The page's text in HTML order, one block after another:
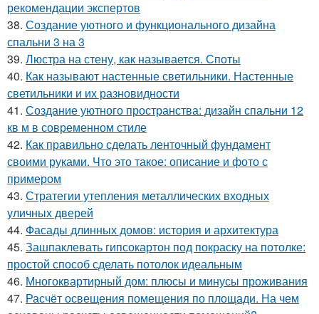
рекомендации экспертов
38. Создание уютного и функционального дизайна
спальни 3 на 3
39. Люстра на стену, как называется. Споты
40. Как называют настенные светильники. Настенные
светильники и их разновидности
41. Создание уютного пространства: дизайн спальни 12
кв м в современном стиле
42. Как правильно сделать ленточный фундамент
своими руками. Что это такое: описание и фото с
примером
43. Стратегии утепления металлических входных
уличных дверей
44. Фасады длинных домов: история и архитектура
45. Зашпаклевать гипсокартон под покраску на потолке:
простой способ сделать потолок идеальным
46. Многоквартирный дом: плюсы и минусы проживания
47. Расчёт освещения помещения по площади. На чем